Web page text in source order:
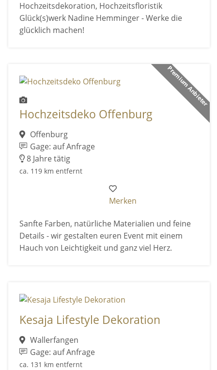
Hochzeitsdekoration, Hochzeitsfloristik
Glück(s)werk Nadine Hemminger - Werke die
glücklich machen!
Premium Anbieter
Hochzeitsdeko Offenburg
Offenburg
Gage: auf Anfrage
8 Jahre tätig
ca. 119 km entfernt
Merken
Sanfte Farben, natürliche Materialien und feine
Details - wir gestalten euren Event mit einem
Hauch von Leichtigkeit und ganz viel Herz.
Kesaja Lifestyle Dekoration
Wallerfangen
Gage: auf Anfrage
ca. 131 km entfernt